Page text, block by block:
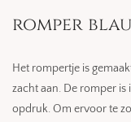
romper
Het rompertje is
zacht aan. De romper
opdruk. Om ervoor te